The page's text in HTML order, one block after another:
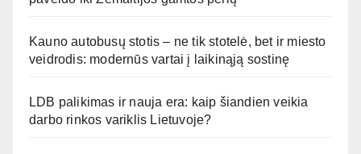
Kauno autobusų stotis – ne tik stotelė, bet ir miesto
veidrodis: modernūs vartai į laikinąją sostinę
LDB palikimas ir nauja era: kaip šiandien veikia
darbo rinkos variklis Lietuvoje?